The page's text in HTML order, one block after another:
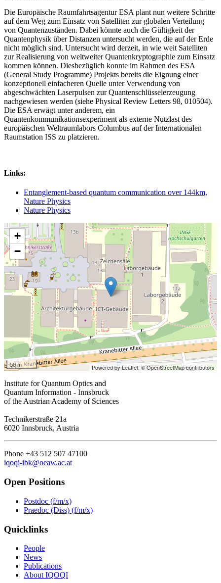
Die Europäische Raumfahrtsagentur ESA plant nun weitere Schritte
auf dem Weg zum Einsatz von Satelliten zur globalen Verteilung
von Quantenzuständen. Dabei könnte auch die Gültigkeit der
Quantenphysik über Distanzen untersucht werden, die auf der Erde
nicht möglich sind. Untersucht wird derzeit, in wie weit Satelliten
zur Realisierung von weltweiter Quantenkryptographie zum Einsatz
kommen können. Diesbezüglich konnte im Rahmen des ESA
(General Study Programme) Projekts bereits die Eignung einer
konzeptionell einfacheren Quelle unter Verwendung von
abgeschwächten Laserpulsen zur Quantenschlüsselerzeugung
nachgewiesen werden (siehe Physical Review Letters 98, 010504).
Die ESA erwägt unter anderem, ein
Quantenkommunikationsexperiment als externe Nutzlast des
europäischen Weltraumlabors Columbus auf der Internationalen
Raumstation ISS zu platzieren.
Links:
Entanglement-based quantum communication over 144km,
Nature Physics
Nature Physics
+
−
50 m Powered by Leaflet,© OpenStreetMap contributors
Institute for Quantum Optics and
Quantum Information - Innsbruck
of the Austrian Academy of Sciences
Technikerstraße 21a
6020 Innsbruck, Austria
Phone +43 512 507 47100
iqoqi-ibk@oeaw.ac.at
Open Positions
Postdoc (f/m/x)
Praedoc (Diss) (f/m/x)
Quicklinks
People
News
Publications
About IQOQI